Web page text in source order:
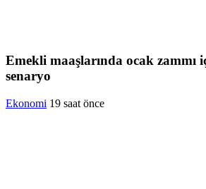
Emekli maaşlarında ocak zammı
senaryo
Ekonomi 19 saat önce